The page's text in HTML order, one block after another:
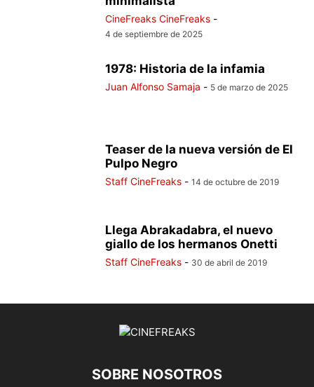
CineFreaks CineFreaks -
4 de septiembre de 2025
1978: Historia de la infamia
Juan Alfonso Samaja - 5 de marzo de 2025
Teaser de la nueva versión de El
Pulpo Negro
Staff CineFreaks - 14 de octubre de 2019
Llega Abrakadabra, el nuevo
giallo de los hermanos Onetti
Staff CineFreaks - 30 de abril de 2019
SOBRE NOSOTROS